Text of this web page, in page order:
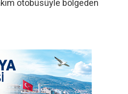
otobüsüyle bölgeden